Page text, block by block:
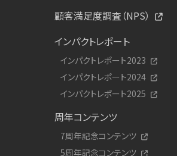
顧客満足度調査（NPS）
インパクトレポート
インパクトレポート2023
インパクトレポート2024
インパクトレポート2025
周年コンテンツ
7周年記念コンテンツ
5周年記念コンテンツ